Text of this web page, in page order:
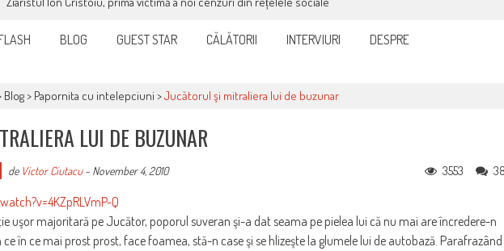
BLOG GUEST STAR CĂLĂTORII INTERVIURI DESPRE
Blog> Papornita cu intelepciuni >Jucătorul şi mitraliera lui de buzunar
LUI DE BUZUNAR
de Victor Ciutacu- November 4, 2010 3553
Q
uşor majoritară pe Jucător, poporul suveran şi-a dat seama pe pielea lui că nu mai are încredere-n
în ce mai prost prost, face foamea, stă-n case şi se hlizeşte la glumele lui de autobază. Parafrazând